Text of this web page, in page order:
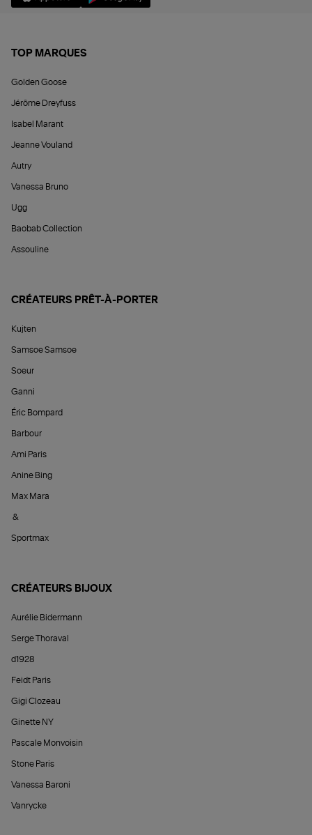
TOP MARQUES
Golden Goose
Jérôme Dreyfuss
Isabel Marant
Jeanne Vouland
Autry
Vanessa Bruno
Ugg
Baobab Collection
Assouline
CRÉATEURS PRÊT-À-PORTER
Kujten
Samsoe Samsoe
Soeur
Ganni
Éric Bompard
Barbour
Ami Paris
Anine Bing
Max Mara
&
Sportmax
CRÉATEURS BIJOUX
Aurélie Bidermann
Serge Thoraval
d1928
Feidt Paris
Gigi Clozeau
Ginette NY
Pascale Monvoisin
Stone Paris
Vanessa Baroni
Vanrycke